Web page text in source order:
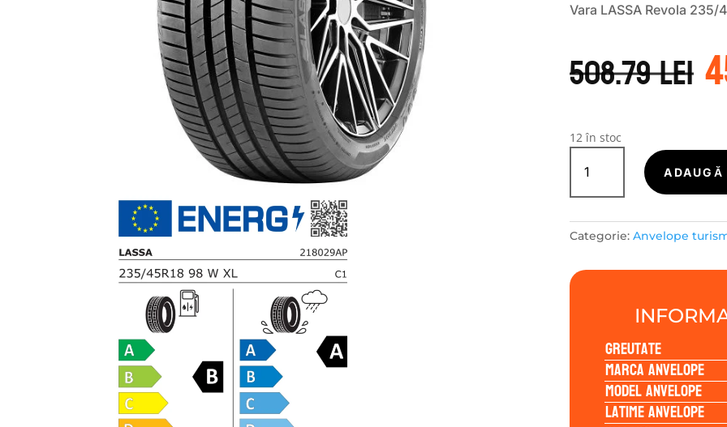
Vara LASSA Revola
508.79leia
12 în stoc
Cantitate
LASSA
REVOLA
98W
ADAUGĂ
Categorie: Anvelope
Greutate
Marca anvelope
Model anvelope
Latime anvelope